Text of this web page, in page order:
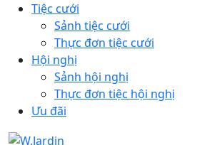
Tiệc cưới
Sảnh tiệc cưới
Thực đơn tiệc cưới
Hội nghị
Sảnh hội nghị
Thực đơn tiệc hội nghị
Ưu đãi